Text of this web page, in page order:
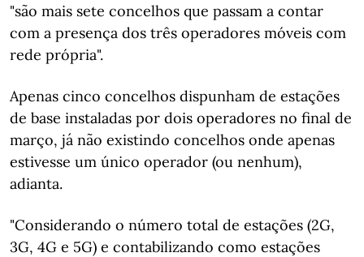
"são mais sete concelhos que passam a contar
com a presença dos três operadores móveis com
rede própria".
Apenas cinco concelhos dispunham de estações
de base instaladas por dois operadores no final de
março, já não existindo concelhos onde apenas
estivesse um único operador (ou nenhum),
adianta.
"Considerando o número total de estações (2G,
3G, 4G e 5G) e contabilizando como estações